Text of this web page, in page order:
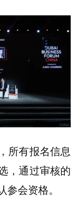
所有报名信息
，通过审核的
会资格。